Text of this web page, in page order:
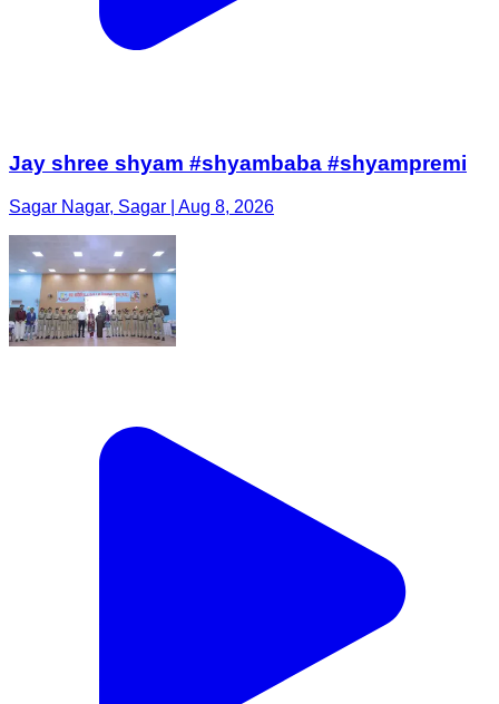
Jay shree shyam #shyambaba #shyampremi
Sagar Nagar, Sagar | Aug 8, 2026